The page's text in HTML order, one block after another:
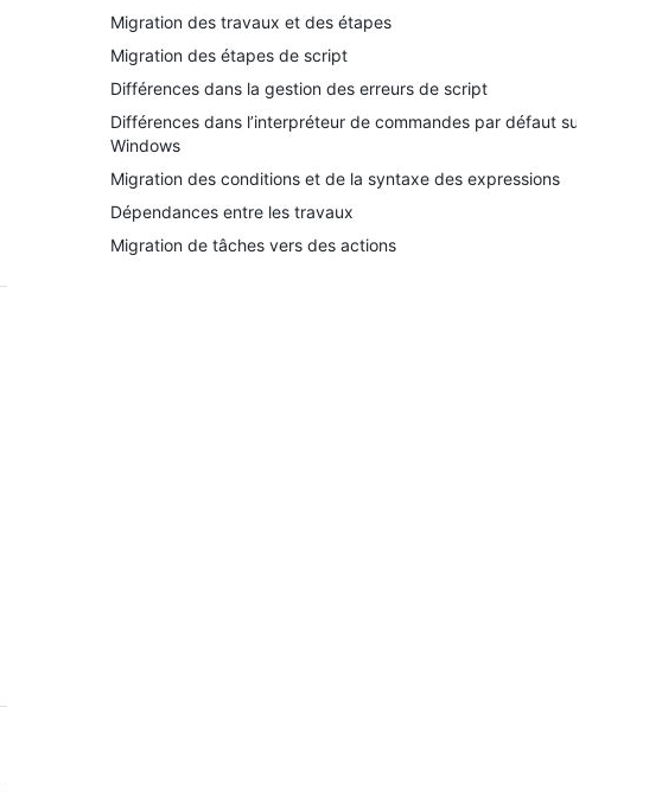
Migration des travaux et des étapes
Migration des étapes de script
Différences dans la gestion des erreurs de script
Différences dans l’interpréteur de commandes par défaut sur
Windows
Migration des conditions et de la syntaxe des expressions
Dépendances entre les travaux
Migration de tâches vers des actions